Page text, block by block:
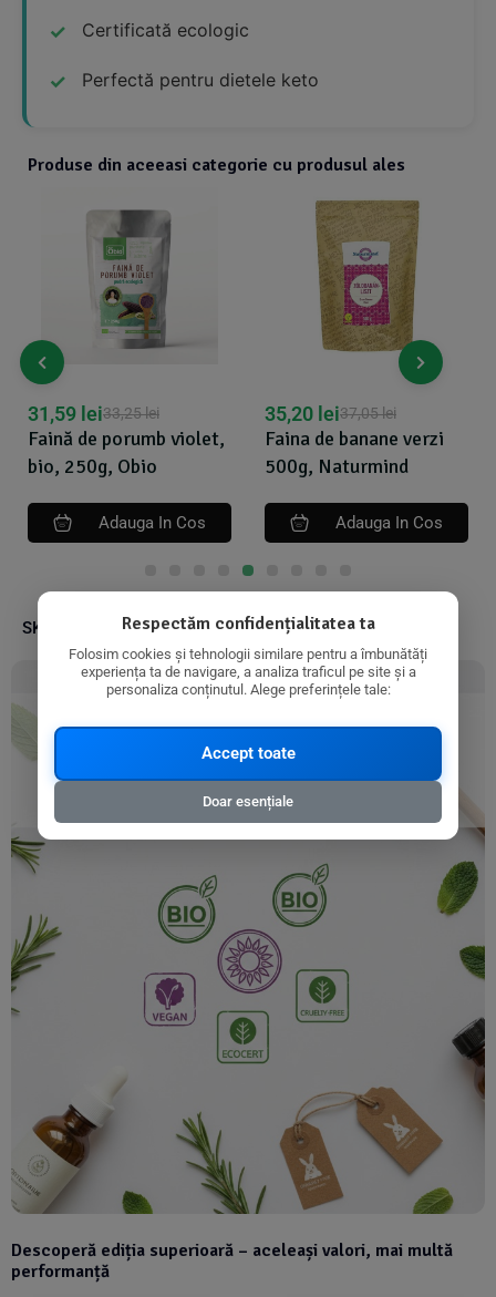
Certificată ecologic
Perfectă pentru dietele keto
Produse din aceeasi categorie cu produsul ales
Faină de porumb violet,
bio, 250g, Obio
33,25lei
31,59 lei
Adauga In Cos
Faina de banane verzi
500g, Naturmind
37,05lei
35,20 lei
Adauga In Cos
SKU: 8718546997105
Descoperă ediția superioară – aceleași valori, mai multă
performanță
Respectăm confidențialitatea ta
Folosim cookies și tehnologii similare pentru a îmbunătăți
experiența ta de navigare, a analiza traficul pe site și a
personaliza conținutul. Alege preferințele tale:
Accept toate
Doar esențiale